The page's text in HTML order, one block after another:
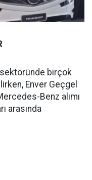
sektöründe birçok
Enver Geçgel
Benz alımı
arasında